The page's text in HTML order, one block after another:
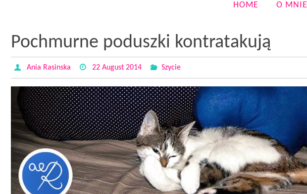
HOME O MNIE
Pochmurne poduszki kontratakują
Ania Rasinska 22 August 2014 Szycie